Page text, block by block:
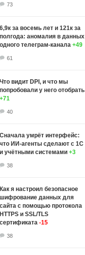
73
6,9к за восемь лет и 121к за
полгода: аномалия в данных
одного телеграм-канала +49
61
Что видит DPI, и что мы
попробовали у него отобрать
+71
40
Сначала умрёт интерфейс:
что ИИ-агенты сделают с 1С
и учётными системами +3
38
Как я настроил безопасное
шифрование данных для
сайта с помощью протокола
HTTPS и SSL/TLS
сертификата -15
38